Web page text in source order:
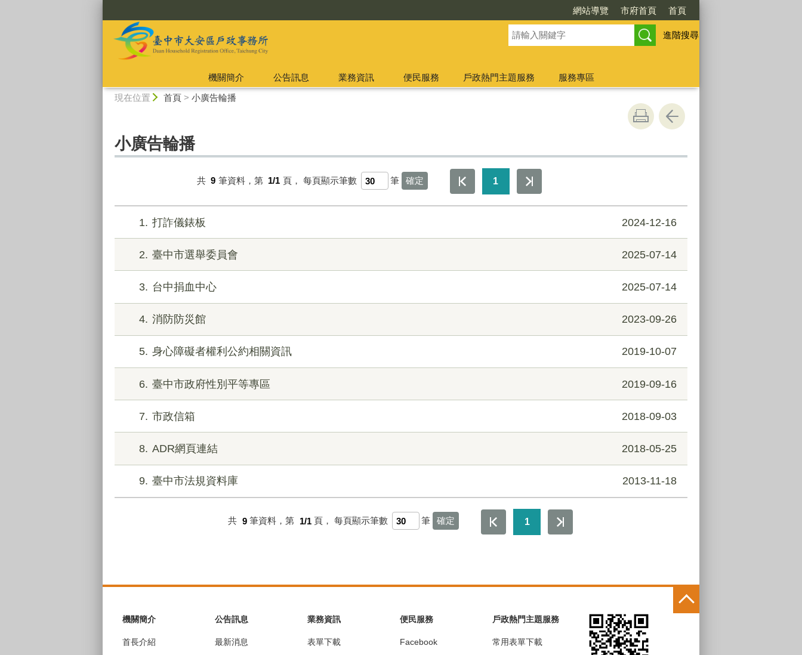
網站導覽 市府首頁 首頁
進階搜尋
機關簡介 公告訊息 業務資訊 便民服務 戶政熱門主題服務
服務專區
現在位置 首頁> 小廣告輪播
小廣告輪播
共 9 筆資料，第 1/1 頁， 每頁顯示筆數 筆 1
1 打詐儀錶板 2024-12-16
2 臺中市選舉委員會 2025-07-14
3 台中捐血中心 2025-07-14
4 消防防災館 2023-09-26
5 身心障礙者權利公約相關資訊 2019-10-07
6 臺中市政府性別平等專區 2019-09-16
7 市政信箱 2018-09-03
8 ADR網頁連結 2018-05-25
9 臺中市法規資料庫 2013-11-18
共 9 筆資料，第 1/1 頁， 每頁顯示筆數 筆 1
機關簡介
首長介紹
公告訊息
最新消息
業務資訊
表單下載
便民服務
Facebook
戶政熱門主題服務
常用表單下載